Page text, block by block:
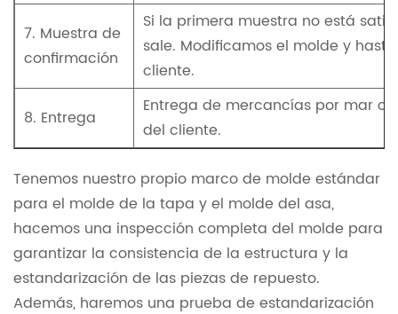
7. Muestra de
confirmación
Si la primera muestra no está
sale. Modificamos el molde y
cliente.
8. Entrega
Entrega de mercancías por mar o
del cliente.
Tenemos nuestro propio marco de molde estándar
para el molde de la tapa y el molde del asa,
hacemos una inspección completa del molde para
garantizar la consistencia de la estructura y la
estandarización de las piezas de repuesto.
Además, haremos una prueba de estandarización